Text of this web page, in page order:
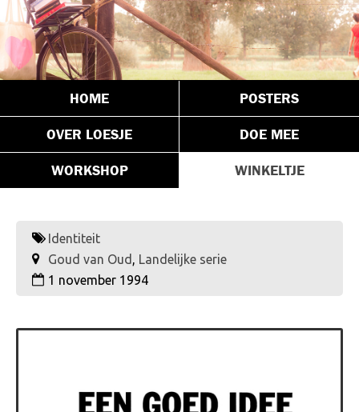
HOME POSTERS
OVER LOESJE DOE MEE
WORKSHOP WINKELTJE
Identiteit
Goud van Oud , Landelijke serie
1 november 1994